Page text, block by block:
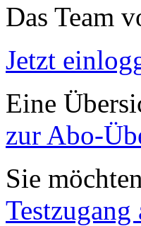
Das Team
Jetzt
Eine
zur Abo-
Sie
Testzugang